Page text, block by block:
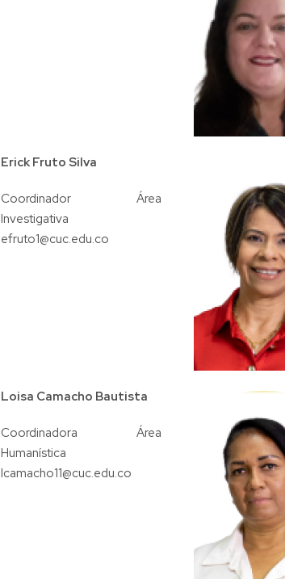
Erick Fruto Silva
Coordinador Área
Investigativa
efruto1@cuc.edu.co
Loisa Camacho Bautista
Coordinadora Área
Humanística
lcamacho11@cuc.edu.co